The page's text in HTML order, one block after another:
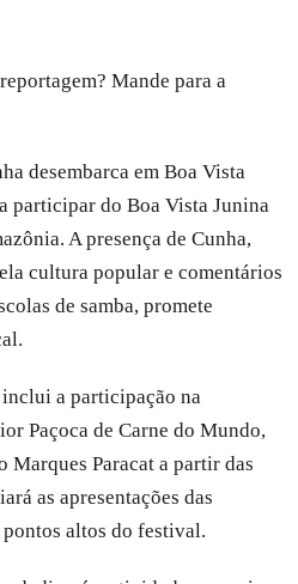
Mande para a
desembarca em Boa Vista
participar do Boa Vista Junina
A presença de Cunha,
cultura popular e comentários
de samba, promete
a participação na
Paçoca de Carne do Mundo,
Marques Paracat a partir das
as apresentações das
altos do festival.